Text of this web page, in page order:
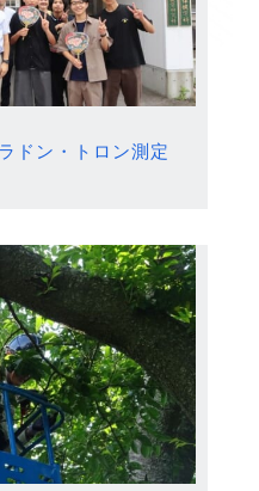
ドン・トロン測定